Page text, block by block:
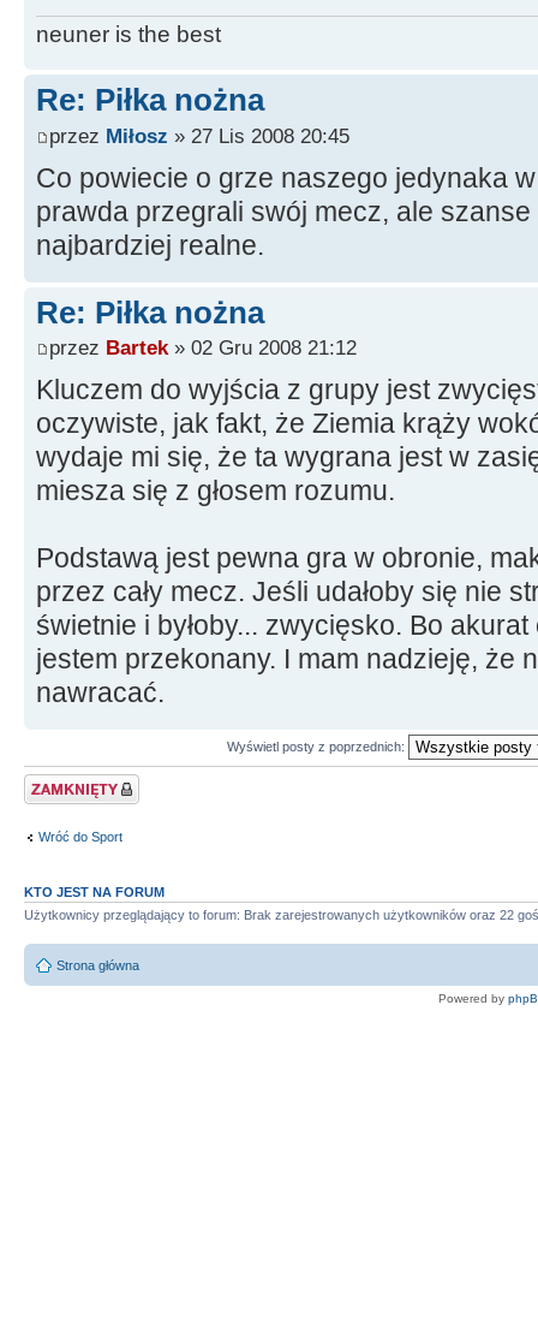
neuner is the best
Re: Piłka nożna
przez Miłosz » 27 Lis 2008 20:45
Co powiecie o grze naszego jedynaka
prawda przegrali swój mecz, ale
najbardziej realne.
Re: Piłka nożna
przez Bartek» 02 Gru 2008 21:12
Kluczem do wyjścia z grupy jest
oczywiste, jak fakt, że Ziemia krąży
wydaje mi się, że ta wygrana jest w
miesza się z głosem rozumu.
Podstawą jest pewna gra w obronie,
przez cały mecz. Jeśli udałoby się nie
świetnie i byłoby... zwycięsko. Bo akurat
jestem przekonany. I mam nadzieję, że
nawracać.
Wyświetl posty z poprzednich:
Zablokowany temat
Wróć do Sport
KTO JEST NA FORUM
Użytkownicy przeglądający to forum: Brak zarejestrowanych użytkowników oraz 22
Strona główna
Powered by